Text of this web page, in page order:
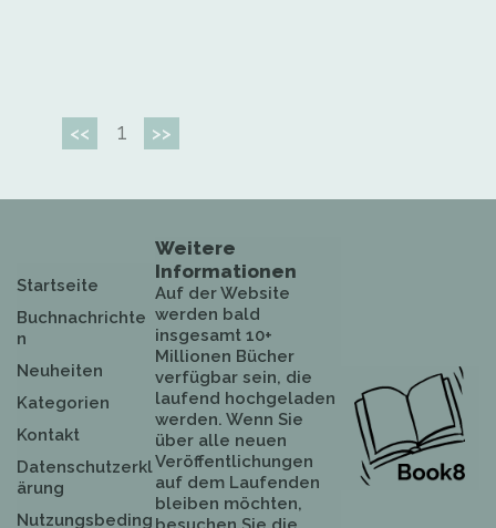
<< 1 >>
Startseite
Buchnachrichte
n
Neuheiten
Kategorien
Kontakt
Datenschutzerkl
ärung
Nutzungsbeding
Weitere
Informationen
Auf der Website
werden bald
insgesamt 10+
Millionen Bücher
verfügbar sein, die
laufend hochgeladen
werden. Wenn Sie
über alle neuen
Veröffentlichungen
auf dem Laufenden
bleiben möchten,